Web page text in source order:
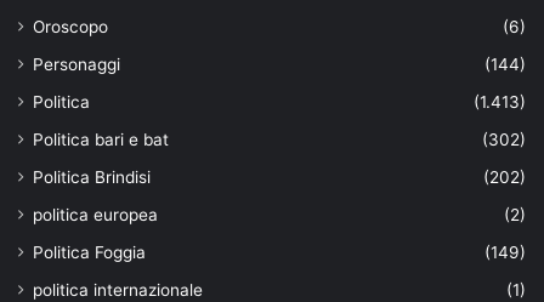
Oroscopo
(6)
Personaggi
(144)
Politica
(1.413)
Politica bari e bat
(302)
Politica Brindisi
(202)
politica europea
(2)
Politica Foggia
(149)
politica internazionale
(1)